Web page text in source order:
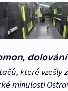
které vzešly
minulosti